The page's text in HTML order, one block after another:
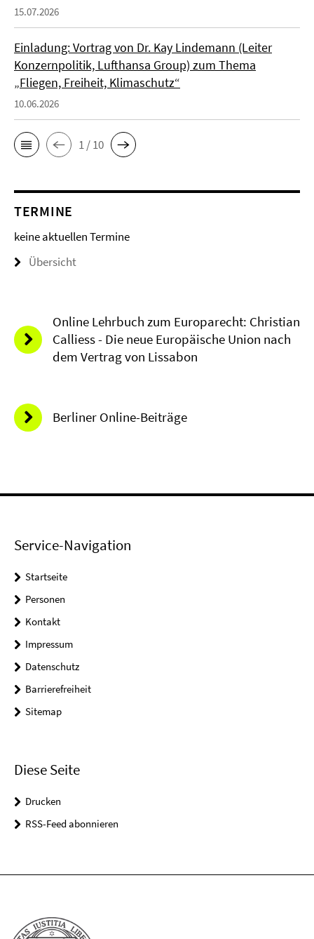
15.07.2026
Einladung: Vortrag von Dr. Kay Lindemann (Leiter
Konzernpolitik, Lufthansa Group) zum Thema
„Fliegen, Freiheit, Klimaschutz“
10.06.2026
1 / 10
TERMINE
keine aktuellen Termine
Übersicht
Online Lehrbuch zum Europarecht: Christian
Calliess - Die neue Europäische Union nach
dem Vertrag von Lissabon
Berliner Online-Beiträge
Service-Navigation
Startseite
Personen
Kontakt
Impressum
Datenschutz
Barrierefreiheit
Sitemap
Diese Seite
Drucken
RSS-Feed abonnieren